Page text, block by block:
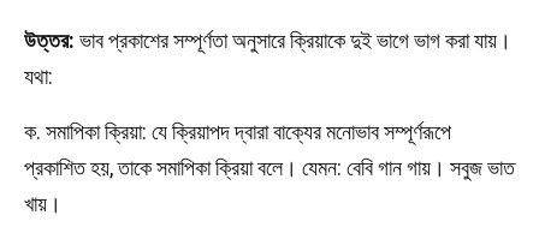
উত্তর: ভাব প্রকাশের সম্পূর্ণতা অনুসারে ক্রিয়াকে দুই ভাগে ভাগ করা যায়।
যথা:
ক. সমাপিকা ক্রিয়া: যে ক্রিয়াপদ দ্বারা বাক্যের মনোভাব সম্পূর্ণরূপে
প্রকাশিত হয়, তাকে সমাপিকা ক্রিয়া বলে। যেমন: বেবি গান গায়। সবুজ ভাত
খায়।